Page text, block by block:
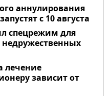
аннулирования
с 10 августа
спецрежим для
лечение
зависит от